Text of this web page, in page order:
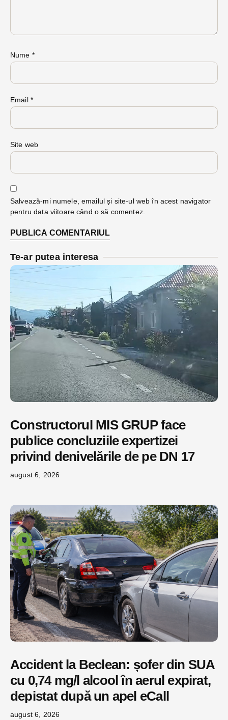
Nume *
Email *
Site web
Salvează-mi numele, emailul și site-ul web în acest navigator
pentru data viitoare când o să comentez.
Te-ar putea interesa
Constructorul MIS GRUP face
publice concluziile expertizei
privind denivelările de pe DN 17
august 6, 2026
Accident la Beclean: șofer din SUA
cu 0,74 mg/l alcool în aerul expirat,
depistat după un apel eCall
august 6, 2026